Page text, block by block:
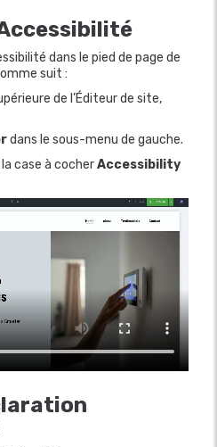
dans le pied de page de
suit :
de l’Éditeur de site,
dans le sous-menu de gauche.
la case à cocherAccessibility